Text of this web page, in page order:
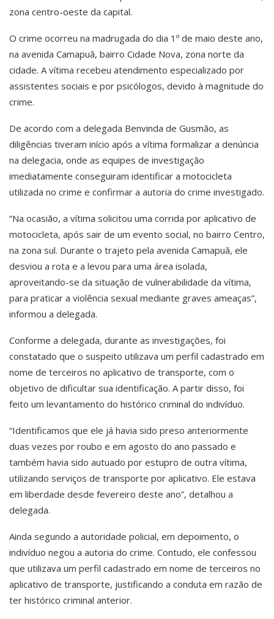
zona centro-oeste da capital.
O crime ocorreu na madrugada do dia 1º de maio deste ano,
na avenida Camapuã, bairro Cidade Nova, zona norte da
cidade. A vítima recebeu atendimento especializado por
assistentes sociais e por psicólogos, devido à magnitude do
crime.
De acordo com a delegada Benvinda de Gusmão, as
diligências tiveram início após a vítima formalizar a denúncia
na delegacia, onde as equipes de investigação
imediatamente conseguiram identificar a motocicleta
utilizada no crime e confirmar a autoria do crime investigado.
“Na ocasião, a vítima solicitou uma corrida por aplicativo de
motocicleta, após sair de um evento social, no bairro Centro,
na zona sul. Durante o trajeto pela avenida Camapuã, ele
desviou a rota e a levou para uma área isolada,
aproveitando-se da situação de vulnerabilidade da vítima,
para praticar a violência sexual mediante graves ameaças”,
informou a delegada.
Conforme a delegada, durante as investigações, foi
constatado que o suspeito utilizava um perfil cadastrado em
nome de terceiros no aplicativo de transporte, com o
objetivo de dificultar sua identificação. A partir disso, foi
feito um levantamento do histórico criminal do indivíduo.
“Identificamos que ele já havia sido preso anteriormente
duas vezes por roubo e em agosto do ano passado e
também havia sido autuado por estupro de outra vítima,
utilizando serviços de transporte por aplicativo. Ele estava
em liberdade desde fevereiro deste ano”, detalhou a
delegada.
Ainda segundo a autoridade policial, em depoimento, o
indivíduo negou a autoria do crime. Contudo, ele confessou
que utilizava um perfil cadastrado em nome de terceiros no
aplicativo de transporte, justificando a conduta em razão de
ter histórico criminal anterior.